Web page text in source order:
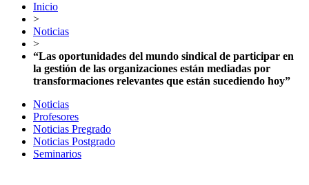
Inicio
>
Noticias
>
“Las oportunidades del mundo sindical de participar en
la gestión de las organizaciones están mediadas por
transformaciones relevantes que están sucediendo hoy”
Noticias
Profesores
Noticias Pregrado
Noticias Postgrado
Seminarios